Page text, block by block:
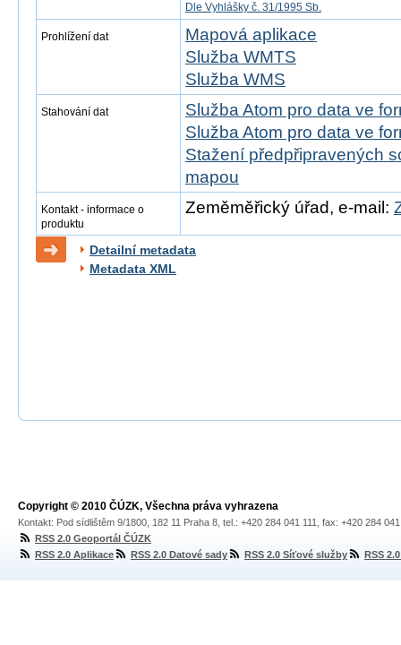
Dle Vyhlášky č. 31/1995 Sb.
Prohlížení dat
Mapová aplikace
Služba WMTS
Služba WMS
Stahování dat
Služba Atom pro data ve
Služba Atom pro data ve
Stažení předpřipravených
mapou
Kontakt - informace o
produktu
Zeměměřický úřad, e-mail:
Detailní metadata
Metadata XML
Copyright © 2010 ČÚZK, Všechna práva vyhrazena
Kontakt: Pod sídlištěm 9/1800, 182 11 Praha 8, tel.: +420 284 041 111, fax: +420 284
RSS 2.0 Geoportál ČÚZK
RSS 2.0 Aplikace
RSS 2.0 Datové sady RSS 2.0 Síťové služby RSS